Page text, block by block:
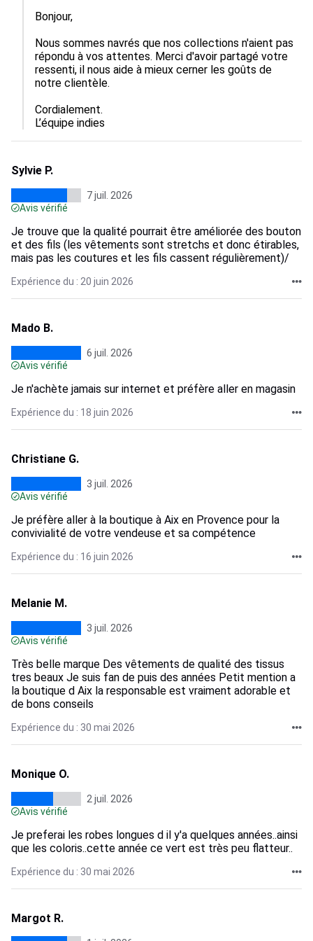
Bonjour,
Nous sommes navrés que nos collections n'aient pas
répondu à vos attentes. Merci d'avoir partagé votre
ressenti, il nous aide à mieux cerner les goûts de
notre clientèle.
Cordialement.
L’équipe indies
Sylvie P.
7 juil. 2026
Avis vérifié
Je trouve que la qualité pourrait être améliorée des bouton
et des fils (les vêtements sont stretchs et donc étirables,
mais pas les coutures et les fils cassent régulièrement)/
Expérience du : 20 juin 2026
Mado B.
6 juil. 2026
Avis vérifié
Je n'achète jamais sur internet et préfère aller en magasin
Expérience du : 18 juin 2026
Christiane G.
3 juil. 2026
Avis vérifié
Je préfère aller à la boutique à Aix en Provence pour la
convivialité de votre vendeuse et sa compétence
Expérience du : 16 juin 2026
Melanie M.
3 juil. 2026
Avis vérifié
Très belle marque Des vêtements de qualité des tissus
tres beaux Je suis fan de puis des années Petit mention a
la boutique d Aix la responsable est vraiment adorable et
de bons conseils
Expérience du : 30 mai 2026
Monique O.
2 juil. 2026
Avis vérifié
Je preferai les robes longues d il y'a quelques années..ainsi
que les coloris..cette année ce vert est très peu flatteur..
Expérience du : 30 mai 2026
Margot R.